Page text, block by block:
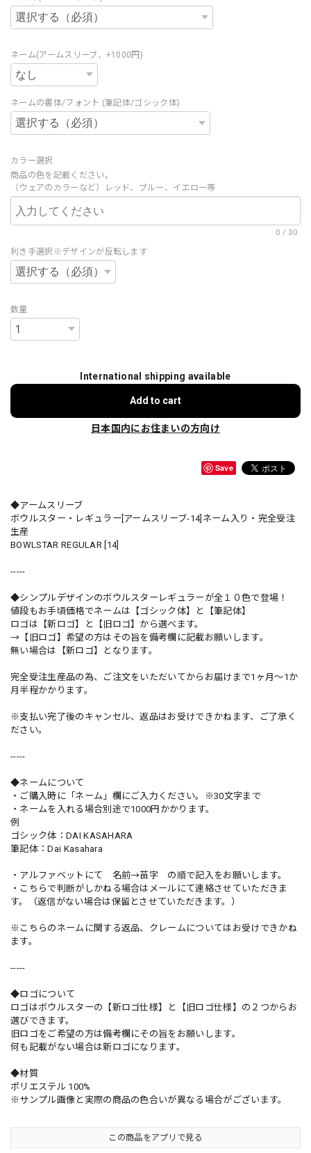
ネーム(アームスリーブ、+1000円)
ネームの書体/フォント (筆記体/ゴシック体)
カラー選択
商品の色を記載ください。
（ウェアのカラーなど）レッド、ブルー、イエロー等
0 / 30
利き手選択※デザインが反転します
数量
International shipping available
Add to cart
日本国内にお住まいの方向け
Save
◆アームスリーブ
ボウルスター・レギュラー[アームスリーブ-14]ネーム入り・完全受注
生産
BOWLSTAR REGULAR [14]
-----
◆シンプルデザインのボウルスターレギュラーが全１０色で登場！
値段もお手頃価格でネームは【ゴシック体】と【筆記体】
ロゴは【新ロゴ】と【旧ロゴ】から選べます。
→【旧ロゴ】希望の方はその旨を備考欄に記載お願いします。
無い場合は【新ロゴ】となります。
完全受注生産品の為、ご注文をいただいてからお届けまで1ヶ月～1か
月半程かかります。
※支払い完了後のキャンセル、返品はお受けできかねます、ご了承く
ださい。
-----
◆ネームについて
・ご購入時に「ネーム」欄にご入力ください。※30文字まで
・ネームを入れる場合別途で1000円かかります。
例
ゴシック体：DAI KASAHARA
筆記体：Dai Kasahara
・アルファベットにて 名前→苗字 の順で記入をお願いします。
・こちらで判断がしかねる場合はメールにて連絡させていただきま
す。（返信がない場合は保留とさせていただきます。）
※こちらのネームに関する返品、クレームについてはお受けできかね
ます。
-----
◆ロゴについて
ロゴはボウルスターの【新ロゴ仕様】と【旧ロゴ仕様】の２つからお
選びできます。
旧ロゴをご希望の方は備考欄にその旨をお願いします。
何も記載がない場合は新ロゴになります。
◆材質
ポリエステル 100%
※サンプル画像と実際の商品の色合いが異なる場合がございます。
この商品をアプリで見る